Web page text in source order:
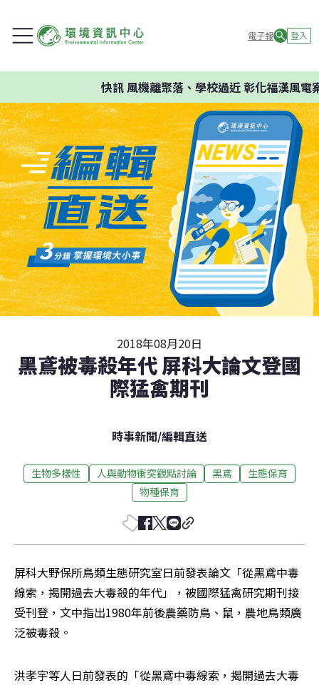
電子報 登入
快訊風機離聚落、學校過近 彰化福漢風電
2018年08月20日
黑鳶被毒殺年代 屏科大論文登國
際猛禽期刊
時事新聞/編輯直送
生物多樣性 人與動物衝突觀點討論 黑鳶
生態保育
物種保育
屏科大野保所鳥類生態研究室日前發表論文「從黑鳶中毒
線索，揭開過去大毒殺的年代」，被國際猛禽研究期刊接
受刊登，文中指出1980年前後農藥防鳥、鼠，農地鳥類廣
泛被毒殺。
洪孝宇等人日前發表的「從黑鳶中毒線索，揭開過去大毒